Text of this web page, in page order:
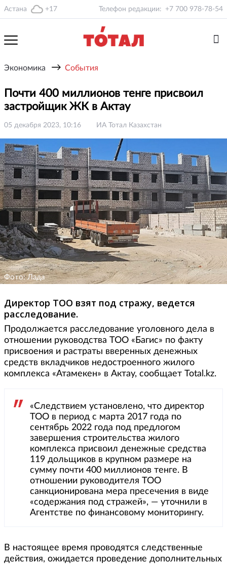
Астана +17 Телефон редакции: +7 700 978-78-54
Экономика → События
Почти 400 миллионов тенге присвоил
застройщик ЖК в Актау
05 декабря 2023, 10:16 ИА Тотал Казахстан
Фото: Лада
Директор ТОО взят под стражу, ведется
расследование.
Продолжается расследование уголовного дела в
отношении руководства ТОО «Багис» по факту
присвоения и растраты вверенных денежных
средств вкладчиков недостроенного жилого
комплекса «Атамекен» в Актау, сообщает Total.kz.
«Следствием установлено, что директор
ТОО в период с марта 2017 года по
сентябрь 2022 года под предлогом
завершения строительства жилого
комплекса присвоил денежные средства
119 дольщиков в крупном размере на
сумму почти 400 миллионов тенге. В
отношении руководителя ТОО
санкционирована мера пресечения в виде
«содержания под стражей», — уточнили в
Агентстве по финансовому мониторингу.
В настоящее время проводятся следственные
действия, ожидается проведение дополнительных